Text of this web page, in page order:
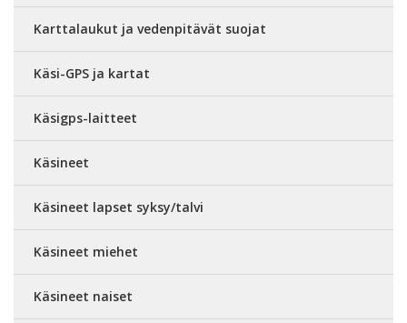
Karttalaukut ja vedenpitävät suojat
Käsi-GPS ja kartat
Käsigps-laitteet
Käsineet
Käsineet lapset syksy/talvi
Käsineet miehet
Käsineet naiset